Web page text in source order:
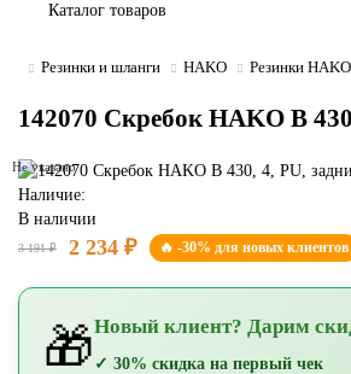
Каталог товаров
Резинки и шланги HAKO Резинки HAKO
142070 Скребок HAKO В
Не указано
Наличие:
В наличии
3 191 ₽ 2 234 ₽ 🔥 -30% для новых клиентов
🎁Новый клиент? Дарим
✓ 30% скидка на первый чек